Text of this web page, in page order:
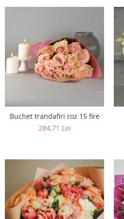
Buchet trandafiri roz 15 fire
284,71 Lei